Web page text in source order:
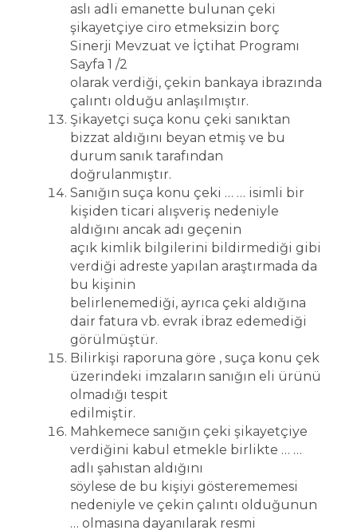
aslı adli emanette bulunan çeki
şikayetçiye ciro etmeksizin borç
Sinerji Mevzuat ve İçtihat Programı
Sayfa 1 /2
olarak verdiği, çekin bankaya ibrazında
çalıntı olduğu anlaşılmıştır.
Şikayetçi suça konu çeki sanıktan
bizzat aldığını beyan etmiş ve bu
durum sanık tarafından
doğrulanmıştır.
Sanığın suça konu çeki … … isimli bir
kişiden ticari alışveriş nedeniyle
aldığını ancak adı geçenin
açık kimlik bilgilerini bildirmediği gibi
verdiği adreste yapılan araştırmada da
bu kişinin
belirlenemediği, ayrıca çeki aldığına
dair fatura vb. evrak ibraz edemediği
görülmüştür.
Bilirkişi raporuna göre , suça konu çek
üzerindeki imzaların sanığın eli ürünü
olmadığı tespit
edilmiştir.
Mahkemece sanığın çeki şikayetçiye
verdiğini kabul etmekle birlikte … …
adlı şahıstan aldığını
söylese de bu kişiyi gösterememesi
nedeniyle ve çekin çalıntı olduğunun
… olmasına dayanılarak resmi